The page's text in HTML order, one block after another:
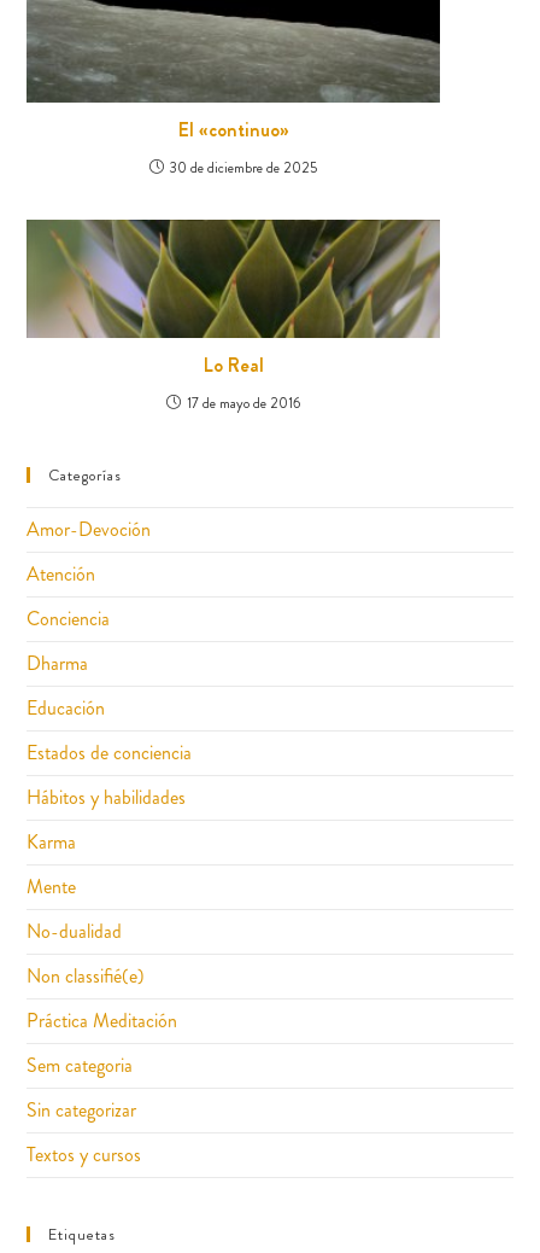
El «continuo»
30 de diciembre de 2025
Lo Real
17 de mayo de 2016
Categorías
Amor-Devoción
Atención
Conciencia
Dharma
Educación
Estados de conciencia
Hábitos y habilidades
Karma
Mente
No-dualidad
Non classifié(e)
Práctica Meditación
Sem categoria
Sin categorizar
Textos y cursos
Etiquetas